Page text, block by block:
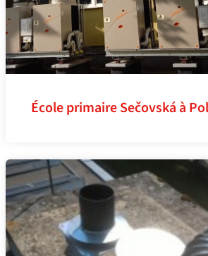
École primaire Sečovská à